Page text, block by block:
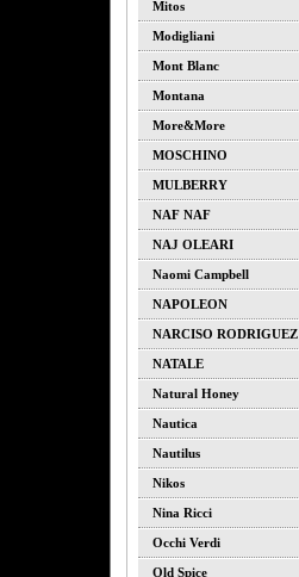
Mitos
Modigliani
Mont Blanc
Montana
More&more
MOSCHINO
MULBERRY
NAF NAF
NAJ OLEARI
Naomi Campbell
NAPOLEON
NARCISO RODRIGUEZ
NATALE
Natural Honey
Nautica
Nautilus
Nikos
Nina Ricci
Occhi Verdi
Old Spice